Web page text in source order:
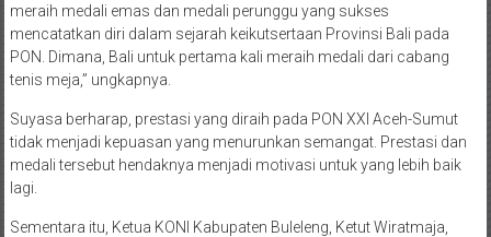
meraih medali emas dan medali perunggu yang sukses
mencatatkan diri dalam sejarah keikutsertaan Provinsi Bali pada
PON. Dimana, Bali untuk pertama kali meraih medali dari cabang
tenis meja,” ungkapnya.
Suyasa berharap, prestasi yang diraih pada PON XXI Aceh-Sumut
tidak menjadi kepuasan yang menurunkan semangat. Prestasi dan
medali tersebut hendaknya menjadi motivasi untuk yang lebih baik
lagi.
Sementara itu, Ketua KONI Kabupaten Buleleng, Ketut Wiratmaja,